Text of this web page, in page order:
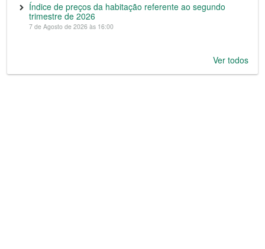
Índice de preços da habitação referente ao segundo
trimestre de 2026
7 de Agosto de 2026 às 16:00
Ver todos